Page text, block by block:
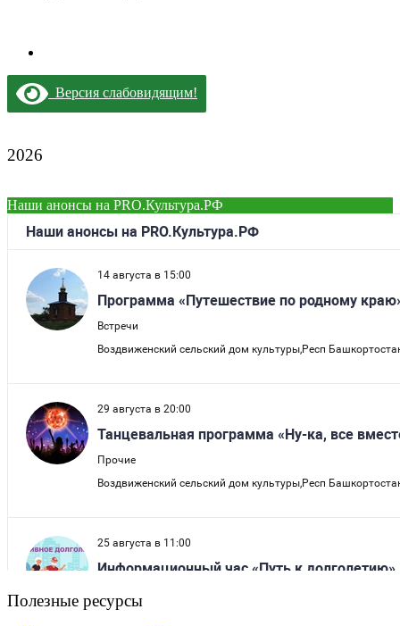
Версия слабовидящим!
2026
Наши анонсы на PRO.Культура.РФ
Полезные ресурсы